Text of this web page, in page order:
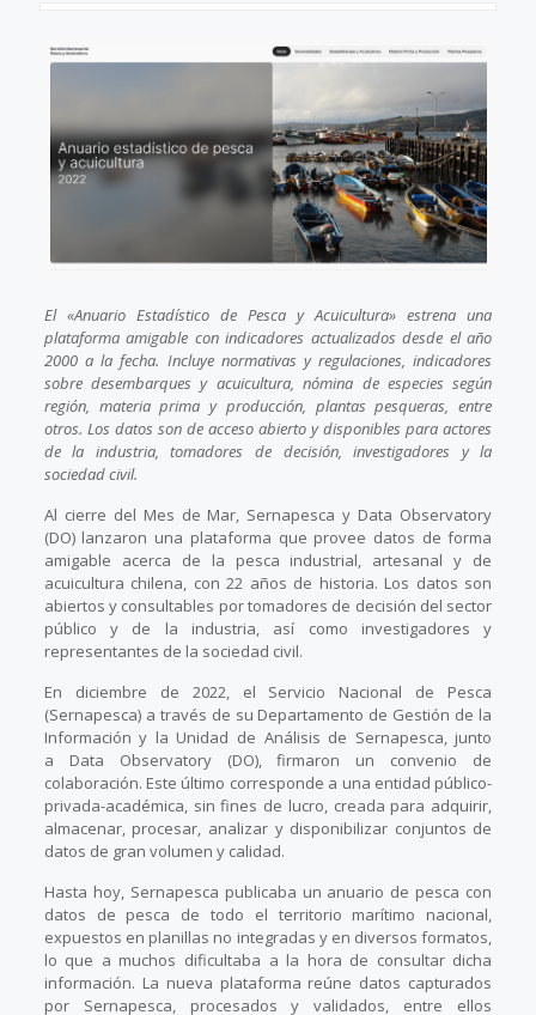
El «Anuario Estadístico de Pesca y Acuicultura» estrena una
plataforma amigable con indicadores actualizados desde el año
2000 a la fecha. Incluye normativas y regulaciones, indicadores
sobre desembarques y acuicultura, nómina de especies según
región, materia prima y producción, plantas pesqueras, entre
otros. Los datos son de acceso abierto y disponibles para actores
de la industria, tomadores de decisión, investigadores y la
sociedad civil.
Al cierre del Mes de Mar, Sernapesca y Data Observatory
(DO) lanzaron una plataforma que provee datos de forma
amigable acerca de la pesca industrial, artesanal y de
acuicultura chilena, con 22 años de historia. Los datos son
abiertos y consultables por tomadores de decisión del sector
público y de la industria, así como investigadores y
representantes de la sociedad civil.
En diciembre de 2022, el Servicio Nacional de Pesca
(Sernapesca) a través de su Departamento de Gestión de la
Información y la Unidad de Análisis de Sernapesca, junto
a Data Observatory (DO), firmaron un convenio de
colaboración. Este último corresponde a una entidad público-
privada-académica, sin fines de lucro, creada para adquirir,
almacenar, procesar, analizar y disponibilizar conjuntos de
datos de gran volumen y calidad.
Hasta hoy, Sernapesca publicaba un anuario de pesca con
datos de pesca de todo el territorio marítimo nacional,
expuestos en planillas no integradas y en diversos formatos,
lo que a muchos dificultaba a la hora de consultar dicha
información. La nueva plataforma reúne datos capturados
por Sernapesca, procesados y validados, entre ellos